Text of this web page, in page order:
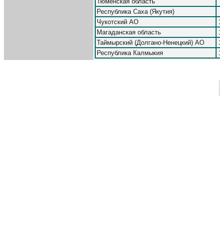
Республика Саха (Якутия)
Чукотский АО
Магаданская область
Таймырский (Долгано-Ненецкий) АО
Республика Калмыкия